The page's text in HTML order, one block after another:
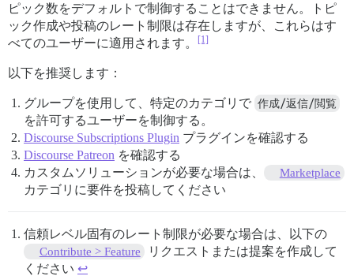
ピック数をデフォルトで制御することはできません。トピ
ック作成や投稿のレート制限は存在しますが、これらはす
べてのユーザーに適用されます。
[1]
以下を推奨します：
グループを使用して、特定のカテゴリで 作成/返信/閲覧
を許可するユーザーを制御する。
Discourse Subscriptions Plugin プラグインを確認する
Discourse Patreon を確認する
カスタムソリューションが必要な場合は、
Marketplace
カテゴリに要件を投稿してください
信頼レベル固有のレート制限が必要な場合は、以下の
Contribute > Feature
リクエストまたは提案を作成して
ください ↩︎